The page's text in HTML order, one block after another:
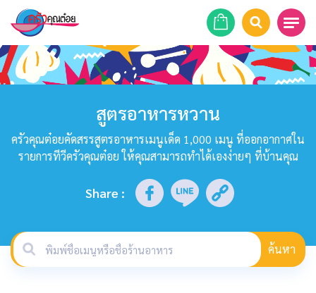
หน้าแรก
ร้านอาหาร
บทความ
สูตรอาหารหวาน
ครัวคุณต๋อยคัดสรรสูตรอาหารเมนูเด็ด 1,000 เมนู ที่ออกอากาศใน
รายการทีวีครัวคุณต๋อย ให้คุณสามารถทำได้เองง่ายๆ ที่บ้านคุณ
Share :
ค้นหา